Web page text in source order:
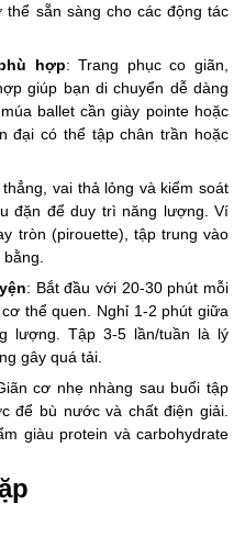
sẵn sàng cho các động tác
hợp: Trang phục co giãn,
giúp bạn di chuyển dễ dàng
ballet cần giày pointe hoặc
đại có thể tập chân trần hoặc
vai thả lỏng và kiểm soát
đặn để duy trì năng lượng. Ví
tròn (pirouette), tập trung vào
: Bắt đầu với 20-30 phút mỗi
thể quen. Nghỉ 1-2 phút giữa
lượng. Tập 3-5 lần/tuần là lý
gây quá tải.
cơ nhẹ nhàng sau buổi tập
để bù nước và chất điện giải.
giàu protein và carbohydrate